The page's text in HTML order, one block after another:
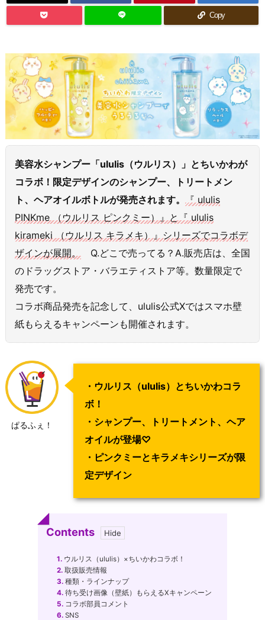
Copy
美容水シャンプー「ululis（ウルリス）」とちいかわが
コラボ！限定デザインのシャンプー、トリートメン
ト、ヘアオイルボトルが発売されます。 『 ululis
PINKme （ウルリス ピンクミー）』と『 ululis
kirameki （ウルリス キラメキ）』シリーズでコラボデ
ザインが展開。 Q.どこで売ってる？A.販売店は、全国
のドラッグストア・バラエティストア等。数量限定で
発売です。
コラボ商品発売を記念して、ululis公式Xではスマホ壁
紙もらえるキャンペーンも開催されます。
ぱるふぇ！
・ウルリス（ululis）とちいかわコラ
ボ！
・シャンプー、トリートメント、ヘア
オイルが登場♡
・ピンクミーとキラメキシリーズが限
定デザイン
Contents
1. ウルリス（ululis）×ちいかわコラボ！
2. 取扱販売情報
3. 種類・ラインナップ
4. 待ち受け画像（壁紙）もらえるXキャンペーン
5. コラボ部員コメント
6. SNS